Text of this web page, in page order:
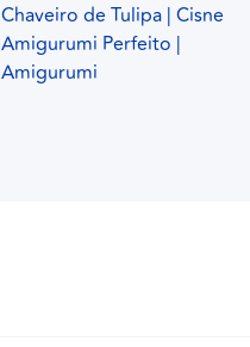
Chaveiro de Tulipa | Cisne
Amigurumi Perfeito |
Amigurumi